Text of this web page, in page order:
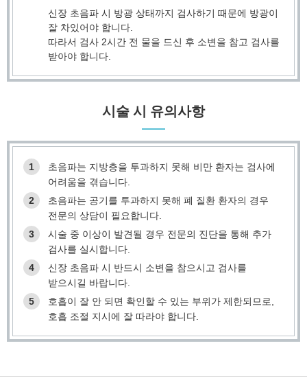
신장 초음파 시 방광 상태까지 검사하기 때문에 방광이
잘 차있어야 합니다.
따라서 검사 2시간 전 물을 드신 후 소변을 참고 검사를
받아야 합니다.
시술 시 유의사항
1
초음파는 지방층을 투과하지 못해 비만 환자는 검사에
어려움을 겪습니다.
2
초음파는 공기를 투과하지 못해 폐 질환 환자의 경우
전문의 상담이 필요합니다.
3
시술 중 이상이 발견될 경우 전문의 진단을 통해 추가
검사를 실시합니다.
4
신장 초음파 시 반드시 소변을 참으시고 검사를
받으시길 바랍니다.
5
호흡이 잘 안 되면 확인할 수 있는 부위가 제한되므로,
호흡 조절 지시에 잘 따라야 합니다.